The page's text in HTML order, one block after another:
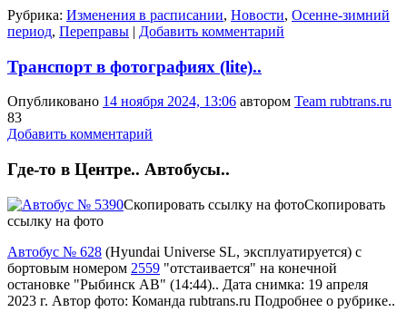
Рубрика: Изменения в расписании, Новости, Осенне-зимний
период, Переправы | Добавить комментарий
Транспорт в фотографиях (lite)..
Опубликовано 14 ноября 2024, 13:06 автором Team rubtrans.ru
83
Добавить комментарий
Где-то в Центре.. Автобусы..
Скопировать ссылку на фотоСкопировать
ссылку на фото
Автобус № 628 (Hyundai Universe SL, эксплуатируется) с
бортовым номером 2559 "отстаивается" на конечной
остановке "Рыбинск АВ" (14:44).. Дата снимка: 19 апреля
2023 г. Автор фото: Команда rubtrans.ru Подробнее о рубрике..